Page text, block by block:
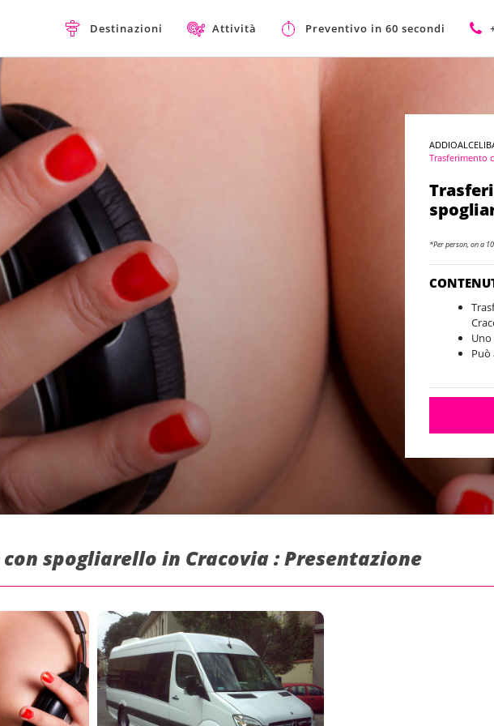
Destinazioni Attività Preventivo in 60 secondi
Trasferimento
*Per person, on a
Può
spogliarello in Cracovia : Presentazione